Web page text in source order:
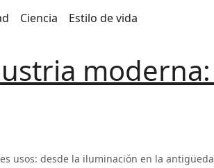
Ciencia
Estilo de vida
usos: desde la iluminación en la